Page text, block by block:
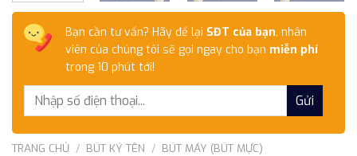
Bạn cần tư vấn? Hãy để lại SĐT của bạn, nhân
viên của chúng tôi sẽ gọi ngay cho bạn miễn phí
trong 10 phút tới!
TRANG CHỦ / BÚT KÝ TÊN / BÚT MÁY (BÚT MỰC)